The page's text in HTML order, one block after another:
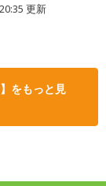
更新
をもっと見